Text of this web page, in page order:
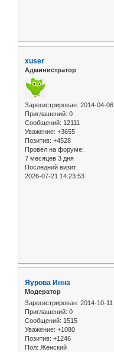
xuser
Администратор
Зарегистрирован: 2014-04-06
Приглашений: 0
Сообщений: 12111
Уважение: +3655
Позитив: +4528
Провел на форуме:
7 месяцев 3 дня
Последний визит:
2026-07-21 14:23:53
Яурова Инна
Модератор
Зарегистрирован: 2014-10-11
Приглашений: 0
Сообщений: 1515
Уважение: +1080
Позитив: +1246
Пол: Женский